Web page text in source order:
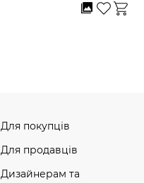
Для покупців
Для продавців
Дизайнерам та